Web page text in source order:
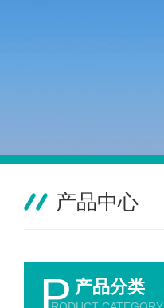
产品中心
P 产品分类